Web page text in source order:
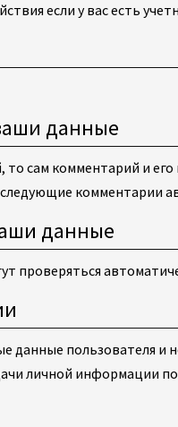
если у вас есть
данные
сам комментарий и
комментарии
данные
проверяться
данные пользователя и
личной информации